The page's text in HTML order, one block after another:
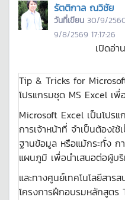
รัตติกาล ณวิชัย
วันที่เขียน 30/9/2560
9/8/2569 17:17:26
เปิดอ่า
Tip & Tricks for
โปรแกรมชุด MS Excel เพื่
Microsoft Excel เป็นโปร
การเจ้าหน้าที่ จำเป็นต้องใช้
ฐานข้อมูล หรือแม้กระทั่ง ก
แผนภูมิ เพื่อนำเสนอต่อผู้บ
และทางศูนย์เทคโนโลยีสา
โครงการฝึกอบรมหลักสูต